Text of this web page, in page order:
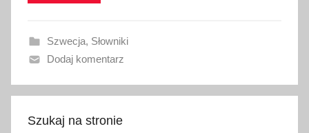
w
n
o
7
l
Szwecja, Słowniki
Dodaj komentarz
Szukaj na stronie